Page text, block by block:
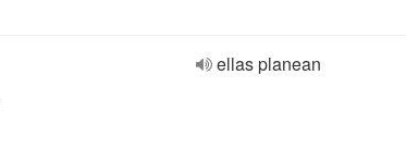
ellas planean